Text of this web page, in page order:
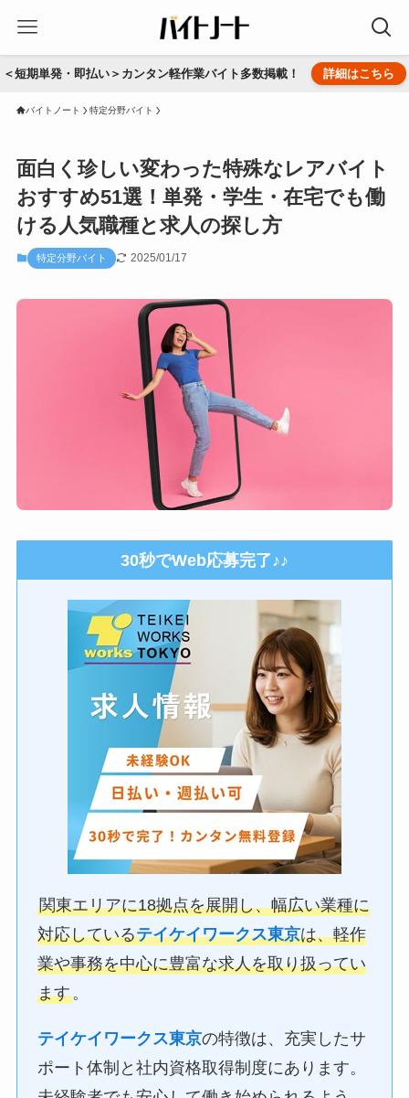
＜短期単発・即払い＞カンタン軽作業バイト多数掲載！ 詳細はこちら
バイトノート 特定分野バイト
面白く珍しい変わった特殊なレアバイト
おすすめ51選！単発・学生・在宅でも働
ける人気職種と求人の探し方
特定分野バイト 2025/01/17
30秒でWeb応募完了♪♪
関東エリアに18拠点を展開し、幅広い業種に
対応しているテイケイワークス東京は、軽作
業や事務を中心に豊富な求人を取り扱ってい
ます。
テイケイワークス東京の特徴は、充実したサ
ポート体制と社内資格取得制度にあります。